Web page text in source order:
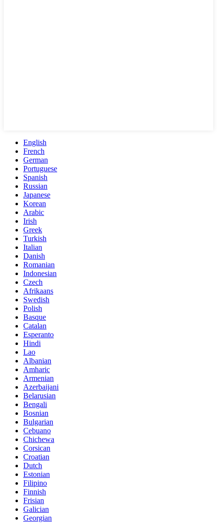
English
French
German
Portuguese
Spanish
Russian
Japanese
Korean
Arabic
Irish
Greek
Turkish
Italian
Danish
Romanian
Indonesian
Czech
Afrikaans
Swedish
Polish
Basque
Catalan
Esperanto
Hindi
Lao
Albanian
Amharic
Armenian
Azerbaijani
Belarusian
Bengali
Bosnian
Bulgarian
Cebuano
Chichewa
Corsican
Croatian
Dutch
Estonian
Filipino
Finnish
Frisian
Galician
Georgian